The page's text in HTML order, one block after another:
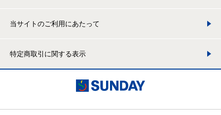
当サイトのご利用にあたって
特定商取引に関する表示